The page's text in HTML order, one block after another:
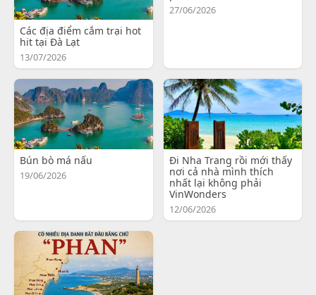
Các địa điểm cắm trại hot
hit tại Đà Lạt
13/07/2026
27/06/2026
Bún bò má nấu
19/06/2026
Đi Nha Trang rồi mới thấy
nơi cả nhà mình thích
nhất lại không phải
VinWonders
12/06/2026